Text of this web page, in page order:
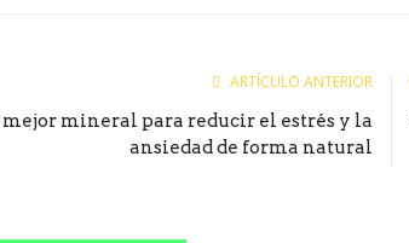
ARTÍCULO ANTERIOR
mejor mineral para reducir el estrés y la
ansiedad de forma natural